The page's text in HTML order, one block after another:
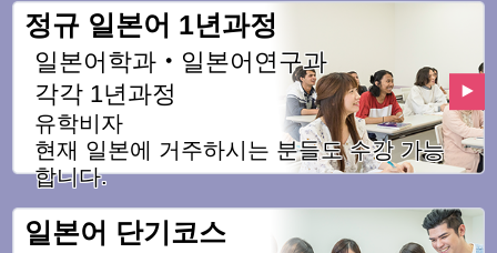
정규 일본어 1년과정
일본어학과・일본어연구과
각각 1년과정
유학비자
현재 일본에 거주하시는 분들도 수강 가능
합니다.
일본어 단기코스